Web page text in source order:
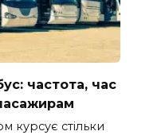
частота, час
курсує стільки